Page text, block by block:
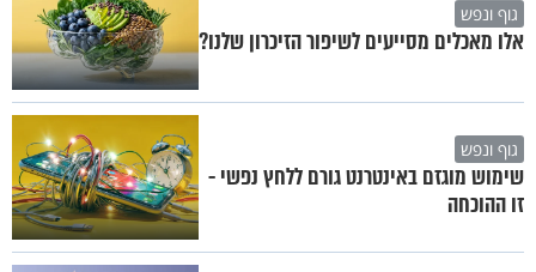
גוף ונפש
אלו מאכלים מסייעים לשיפור הזיכרון שלנו?
גוף ונפש
שימוש מוגזם באינטרנט גורם ללחץ נפשי -
זו ההוכחה